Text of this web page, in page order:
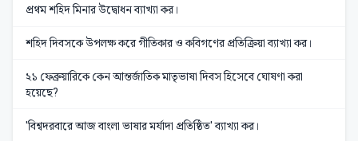
প্রথম শহিদ মিনার উদ্বোধন ব্যাখ্যা কর।
শহিদ দিবসকে উপলক্ষ করে গীতিকার ও কবিগণের প্রতিক্রিয়া ব্যাখ্যা কর।
২১ ফেব্রুয়ারিকে কেন আন্তর্জাতিক মাতৃভাষা দিবস হিসেবে ঘোষণা করা
হয়েছে?
'বিশ্বদরবারে আজ বাংলা ভাষার মর্যাদা প্রতিষ্ঠিত' ব্যাখ্যা কর।